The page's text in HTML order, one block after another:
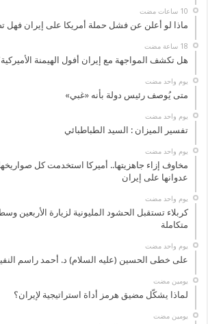
ماذا لو أعلن عن فشل حملة أمريكا على إيران فهل
هل تكشف المواجهة مع إيران أفول الهيمنة
‏يوم واحد مضت
متى يُوصف رئيس دولة بأنه «غبي»
‏يوم واحد مضت
تفسير الميزان : السيد الطباطبائي
‏يوم واحد مضت
مخاوف إزاء جاهزيتها.. أميركا استخدمت كل
عدوانها على إيران
‏يوم واحد مضت
كربلاء تستقبل الحشود المليونية لزيارة الأربعين
متكاملة
‏يوم واحد مضت
على خطى الحسين (عليه السلام) د. أحمد راسم
‏يومين مضت
لماذا يشكّل مضيق هرمز أداة استراتيجية لإيران؟
‏يومين مضت